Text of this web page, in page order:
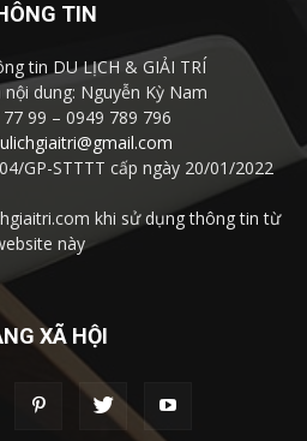
TIN
tin DU LỊCH & GIẢI TRÍ
dung: Nguyễn Kỳ Nam
99 – 0949 789 796
GP-STTTT cấp ngày 20/01/2022
khi sử dụng thông tin từ
này
XÃ HỘI